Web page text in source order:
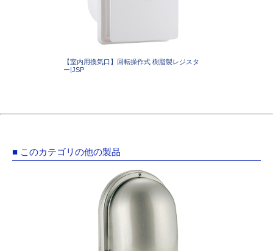
【室内用換気口】回転操作式 樹脂製レジスタ
ー|JSP
■ このカテゴリの他の製品